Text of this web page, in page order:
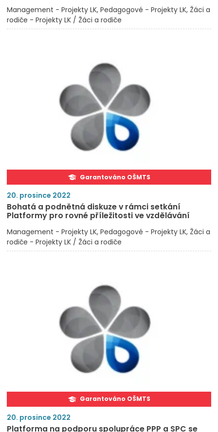
Management - Projekty LK Pedagogové - Projekty LK Žáci a
rodiče - Projekty LK / Žáci a rodiče
Garantováno OŠMTS
20. prosince 2022
Bohatá a podnětná diskuze v rámci setkání
Platformy pro rovné příležitosti ve vzdělávání
Management - Projekty LK Pedagogové - Projekty LK Žáci a
rodiče - Projekty LK / Žáci a rodiče
Garantováno OŠMTS
20. prosince 2022
Platforma na podporu spolupráce PPP a SPC se